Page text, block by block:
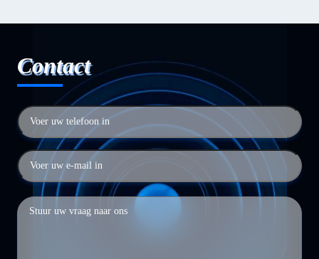
Contact